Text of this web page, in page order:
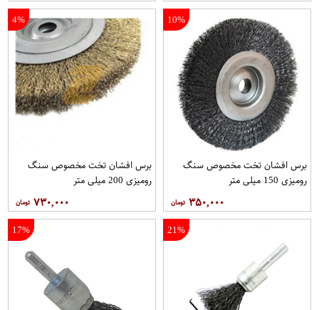
10%
برس افشان تخت مخصوص سنگ
رومیزی 150 میلی متر
۳۵۰,۰۰۰
4%
برس افشان تخت مخصوص سنگ
رومیزی 200 میلی متر
۷۳۰,۰۰۰
21%
17%